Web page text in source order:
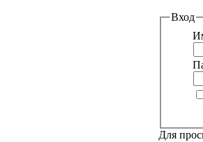
Вход
Для